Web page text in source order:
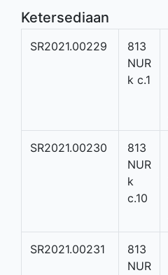
Ketersediaan
SR2021.00229
813
NUR
k c.1
SR2021.00230
813
NUR
k
c.10
SR2021.00231
813
NUR